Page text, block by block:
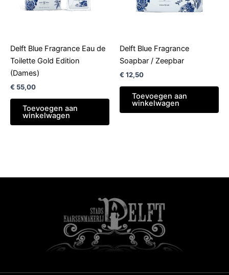
Delft Blue Fragrance Eau de
Toilette Gold Edition
(Dames)
€ 55,00
Toevoegen aan
winkelwagen
Delft Blue Fragrance
Soapbar / Zeepbar
€ 12,50
Toevoegen aan
winkelwagen